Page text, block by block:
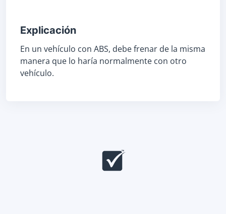
Explicación
En un vehículo con ABS, debe frenar de la misma
manera que lo haría normalmente con otro
vehículo.